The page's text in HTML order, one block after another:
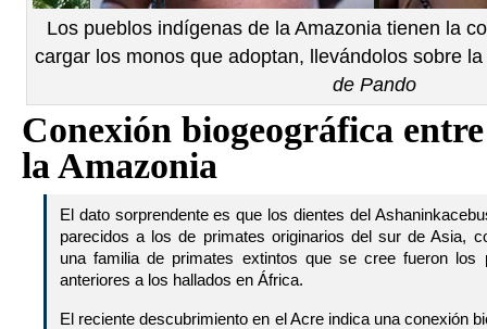
Los pueblos indígenas de la Amazonia tienen la
cargar los monos que adoptan, llevándolos sobre
de Pando
Conexión biogeográfica
la Amazonia
El dato sorprendente es que los dientes del
parecidos a los de primates originarios del sur de Asia,
una familia de primates extintos que se cree fueron los
anteriores a los hallados en África.
El reciente descubrimiento en el Acre indica una conexión